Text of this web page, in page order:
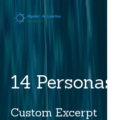
14 Personas
Custom Excerpt